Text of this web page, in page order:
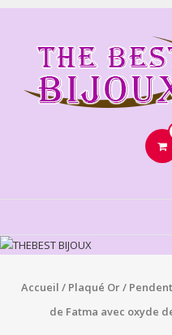
Aller
contenu
Accueil / Plaqué Or/
de Fatma avec oxyde